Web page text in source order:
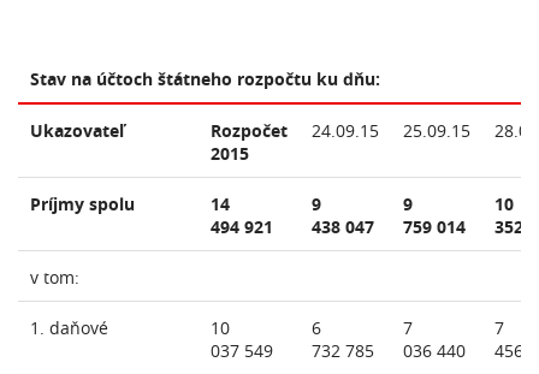
Stav na účtoch štátneho rozpočtu ku dňu:
Ukazovateľ
Rozpočet
2015
24.09.15 25.09.15
Príjmy spolu
14
494 921
9
438 047
9
759 014
10
352
v tom:
1. daňové
10
037 549
6
732 785
7
036 440
7
456